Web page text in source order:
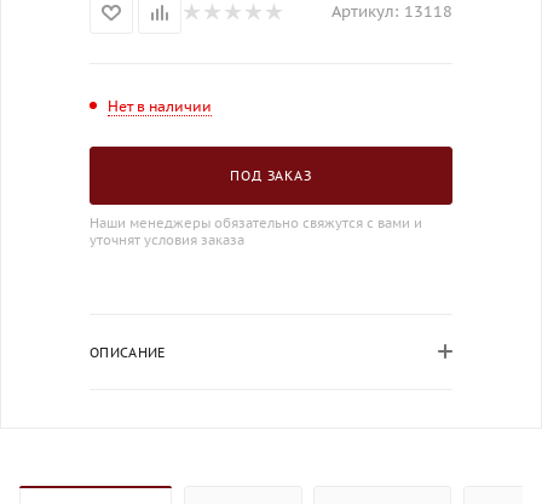
Артикул: 13118
Нет в наличии
ПОД ЗАКАЗ
Наши менеджеры обязательно свяжутся с вами и
уточнят условия заказа
ОПИСАНИЕ